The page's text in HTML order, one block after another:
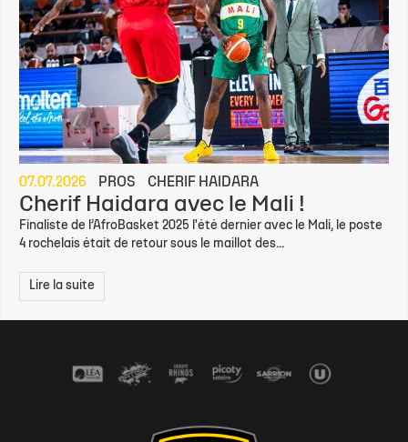
07.07.2026 PROS CHERIF HAIDARA
Cherif Haidara avec le Mali !
Finaliste de l’AfroBasket 2025 l'été dernier avec le Mali, le poste
4 rochelais était de retour sous le maillot des...
Lire la suite